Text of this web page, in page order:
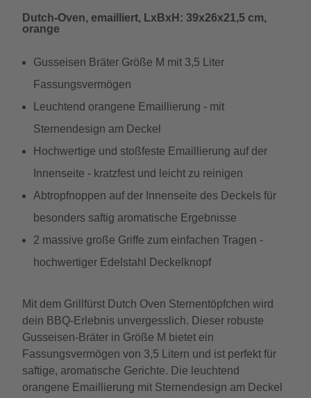
Dutch-Oven, emailliert, LxBxH: 39x26x21,5 cm,
orange
Gusseisen Bräter Größe M mit 3,5 Liter
Fassungsvermögen
Leuchtend orangene Emaillierung - mit
Sternendesign am Deckel
Hochwertige und stoßfeste Emaillierung auf der
Innenseite - kratzfest und leicht zu reinigen
Abtropfnoppen auf der Innenseite des Deckels für
besonders saftig aromatische Ergebnisse
2 massive große Griffe zum einfachen Tragen -
hochwertiger Edelstahl Deckelknopf
Mit dem Grillfürst Dutch Oven Sternentöpfchen wird
dein BBQ-Erlebnis unvergesslich. Dieser robuste
Gusseisen-Bräter in Größe M bietet ein
Fassungsvermögen von 3,5 Litern und ist perfekt für
saftige, aromatische Gerichte. Die leuchtend
orangene Emaillierung mit Sternendesign am Deckel